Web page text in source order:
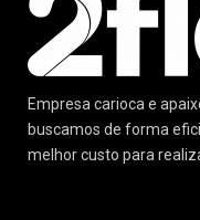
Empresa carioca e
buscamos de forma
melhor custo para